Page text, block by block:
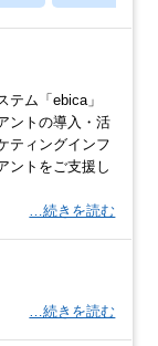
テム「ebica」
ントの導入・活
ティングインフ
ントをご支援し
…続きを読む
…続きを読む